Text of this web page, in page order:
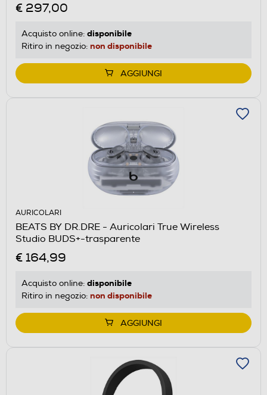
€ 297,00
Acquisto online: disponibile
Ritiro in negozio: non disponibile
AGGIUNGI
AURICOLARI
BEATS BY DR.DRE - Auricolari True Wireless
Studio BUDS+-trasparente
€ 164,99
Acquisto online: disponibile
Ritiro in negozio: non disponibile
AGGIUNGI